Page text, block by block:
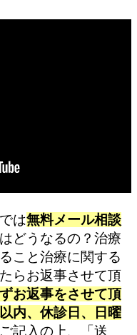
は無料メール相談
どうなるの？治療
こと治療に関する
らお返事させて頂
お返事をさせて頂
内、休診日、日曜
記入の上、「送